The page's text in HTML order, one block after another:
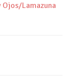
Lamazuna